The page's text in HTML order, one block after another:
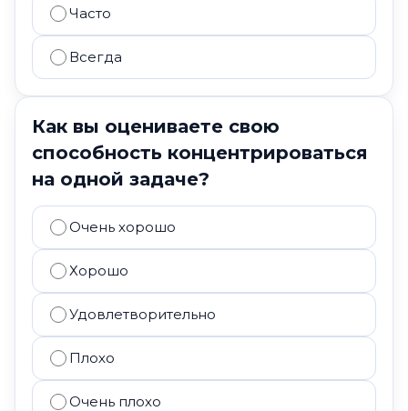
Часто
Всегда
Как вы оцениваете свою
способность концентрироваться
на одной задаче?
Очень хорошо
Хорошо
Удовлетворительно
Плохо
Очень плохо